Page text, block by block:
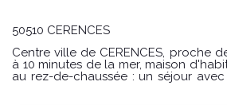
50510 CERENCES
Centre ville de CERENCES, proche
à 10 minutes de la mer, maison
au rez-de-chaussée : un séjour